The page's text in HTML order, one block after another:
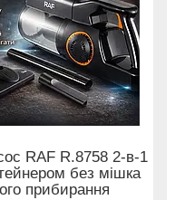
RAF R.8758 2-в-1
без мішка
прибирання